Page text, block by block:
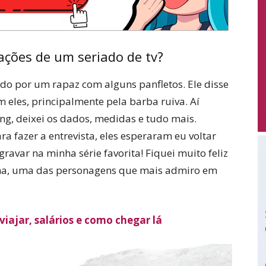
de um seriado de tv?
por um rapaz com alguns panfletos. Ele disse
eles, principalmente pela barba ruiva. Aí
deixei os dados, medidas e tudo mais.
fazer a entrevista, eles esperaram eu voltar
na minha série favorita! Fiquei muito feliz
uma das personagens que mais admiro em
salários e como chegar lá